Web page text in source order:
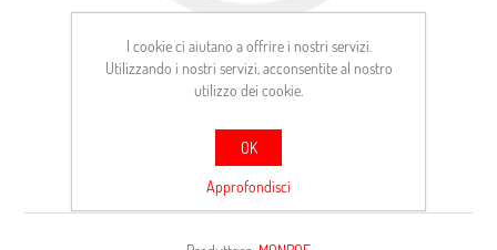
AMM.FORD
I cookie ci aiutano a offrire i nostri servizi.
Utilizzando i nostri servizi, acconsentite al nostro
utilizzo dei cookie.
OK
Approfondisci